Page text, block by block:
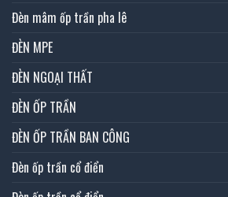
Đèn mâm ốp trần pha lê
ĐÈN MPE
ĐÈN NGOẠI THẤT
ĐÈN ỐP TRẦN
ĐÈN ỐP TRẦN BAN CÔNG
Đèn ốp trần cổ điển